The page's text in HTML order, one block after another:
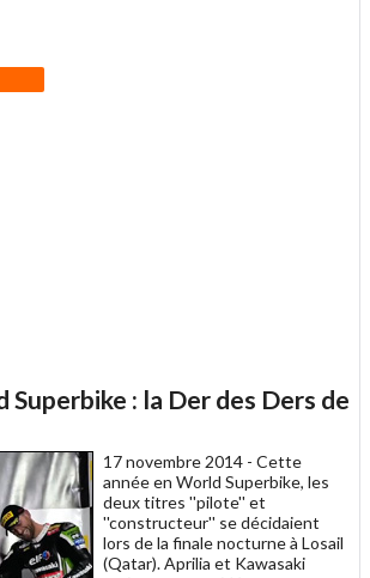
: la Der des Ders de
17 novembre 2014 - Cette
année en World Superbike, les
deux titres ''pilote'' et
''constructeur'' se décidaient
lors de la finale nocturne à Losail
(Qatar). Aprilia et Kawasaki